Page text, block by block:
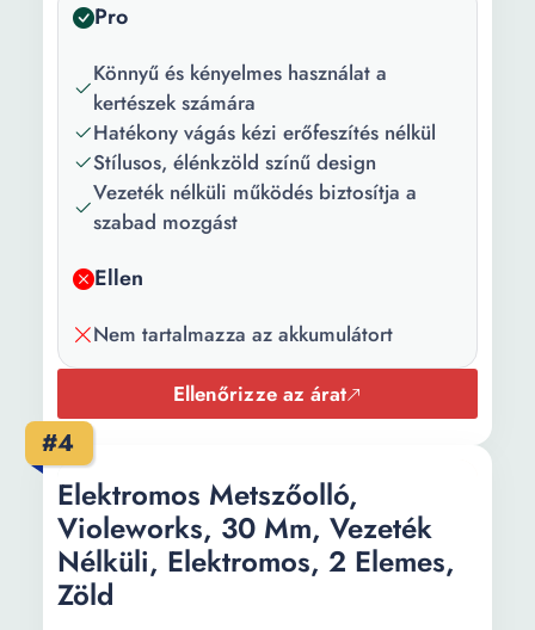
Pro
Könnyű és kényelmes használat a
kertészek számára
Hatékony vágás kézi erőfeszítés nélkül
Stílusos, élénkzöld színű design
Vezeték nélküli működés biztosítja a
szabad mozgást
Ellen
Nem tartalmazza az akkumulátort
Ellenőrizze az árat
#4
Elektromos Metszőolló,
Violeworks, 30 Mm, Vezeték
Nélküli, Elektromos, 2 Elemes,
Zöld